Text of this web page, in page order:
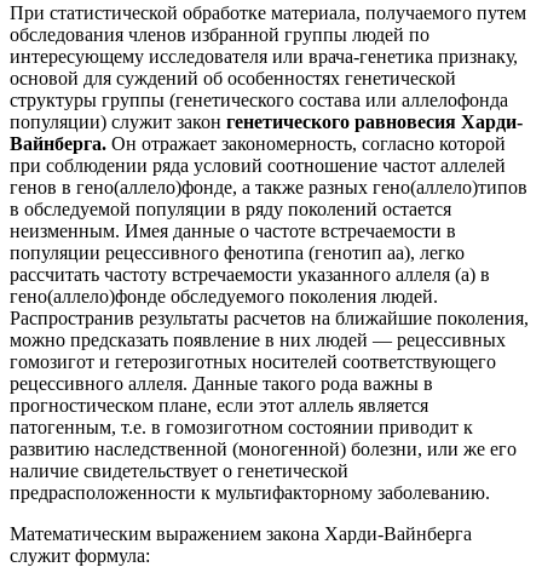
При статистической обработке материала, получаемого путем
обследования членов избранной группы людей по
интересующему исследователя или врача-генетика признаку,
основой для суждений об особенностях генетической
структуры группы (генетического состава или аллелофонда
популяции) служит закон генетического равновесия Харди-
Вайнберга. Он отражает закономерность, согласно которой
при соблюдении ряда условий соотношение частот аллелей
генов в гено(аллело)фонде, а также разных гено(аллело)типов
в обследуемой популяции в ряду поколений остается
неизменным. Имея данные о частоте встречаемости в
популяции рецессивного фенотипа (генотип аа), легко
рассчитать частоту встречаемости указанного аллеля (а) в
гено(аллело)фонде обследуемого поколения людей.
Распространив результаты расчетов на ближайшие поколения,
можно предсказать появление в них людей — рецессивных
гомозигот и гетерозиготных носителей соответствующего
рецессивного аллеля. Данные такого рода важны в
прогностическом плане, если этот аллель является
патогенным, т.е. в гомозиготном состоянии приводит к
развитию наследственной (моногенной) болезни, или же его
наличие свидетельствует о генетической
предрасположенности к мультифакторному заболеванию.
Математическим выражением закона Харди-Вайнберга
служит формула: